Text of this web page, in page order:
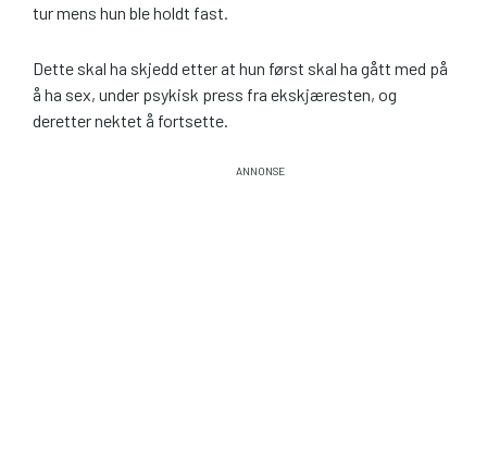
tur mens hun ble holdt fast.
Dette skal ha skjedd etter at hun først skal ha gått med på
å ha sex, under psykisk press fra ekskjæresten, og
deretter nektet å fortsette.